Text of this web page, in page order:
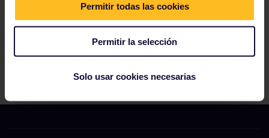
Permitir todas las cookies
Permitir la selección
Solo usar cookies necesarias